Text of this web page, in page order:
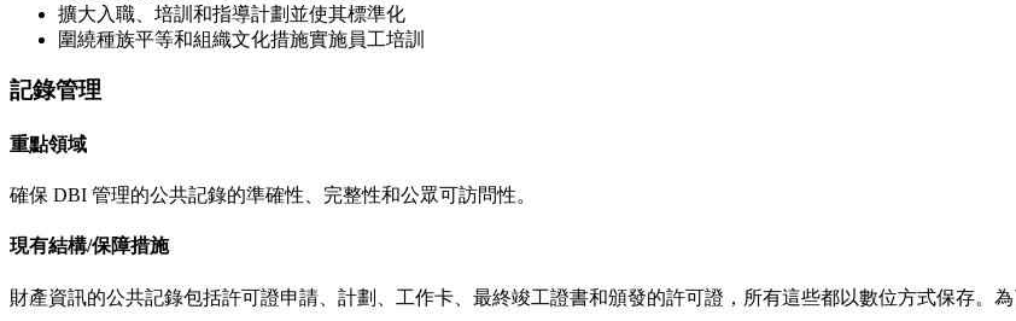
擴大入職、培訓和指導計劃並使其標準化
圍繞種族平等和組織文化措施實施員工培訓
記錄管理
重點領域
確保 DBI 管理的公共記錄的準確性、完整性和公眾可訪問性。
現有結構/保障措施
財產資訊的公共記錄包括許可證申請、計劃、工作卡、最終竣工證書和頒發的許可證，所有這些都以數位方式保存。